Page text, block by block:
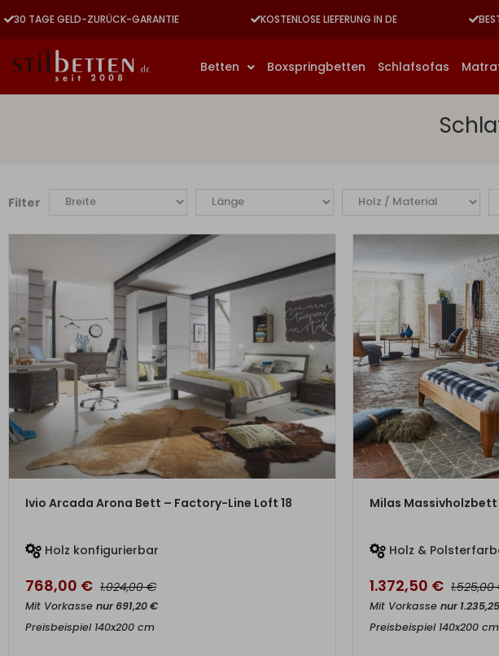
30 TAGE GELD-ZURÜCK-GARANTIE KOSTENLOSE LIEFERUNG IN DE
Betten Boxspringbetten Schlafsofas
Filter
Ivio Arcada Arona Bett – Factory-Line Loft 18
Holz konfigurierbar
768,00 € 1.024,00€
Mit Vorkasse nur691,20€
Preisbeispiel 140x200 cm
Milas Massivholzbett
Holz &
1.372,50 € 1.525,00
Mit Vorkasse nur1.235,25
Preisbeispiel 140x200 cm